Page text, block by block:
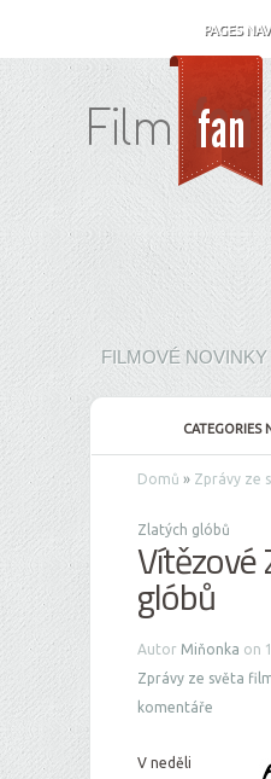
PAGES
FILMOVÉ NOVINKY
CATEGORIES
Domů » Zprávy ze
Zlatých glóbů
Vítězové
glóbů
Autor Miňonka on
Zprávy ze světa
komentáře
V neděli